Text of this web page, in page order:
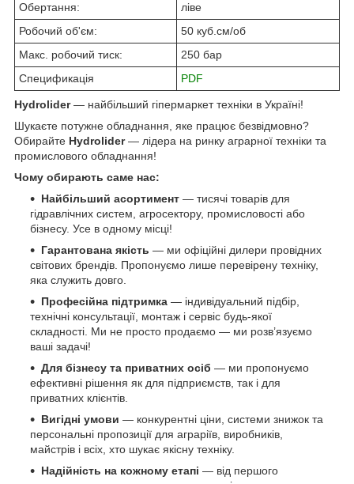
Обертання:
ліве
Робочий об'єм:
50 куб.см/об
Макс. робочий тиск:
250 бар
Спецификація
PDF
Hydrolider— найбільший гіпермаркет техніки в Україні!
Шукаєте потужне обладнання, яке працює безвідмовно?
Обирайте Hydrolider— лідера на ринку аграрної техніки та
промислового обладнання!
Чому обирають саме нас:
Найбільший асортимент — тисячі товарів для
гідравлічних систем, агросектору, промисловості або
бізнесу. Усе в одному місці!
Гарантована якість — ми офіційні дилери провідних
світових брендів. Пропонуємо лише перевірену техніку,
яка служить довго.
Професійна підтримка — індивідуальний підбір,
технічні консультації, монтаж і сервіс будь-якої
складності. Ми не просто продаємо — ми розв’язуємо
ваші задачі!
Для бізнесу та приватних осіб — ми пропонуємо
ефективні рішення як для підприємств, так і для
приватних клієнтів.
Вигідні умови — конкурентні ціни, системи знижок та
персональні пропозиції для аграріїв, виробників,
майстрів і всіх, хто шукає якісну техніку.
Надійність на кожному етапі — від першого